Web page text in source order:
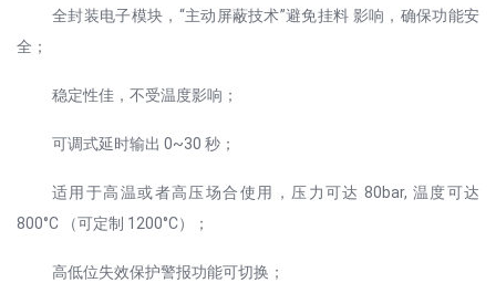
全封装电子模块，“主动屏蔽技术”避免挂料 影响，确保功能安
全；
稳定性佳，不受温度影响；
可调式延时输出 0~30 秒；
适用于高温或者高压场合使用，压力可达 80bar, 温度可达
800°C （可定制 1200°C）；
高低位失效保护警报功能可切换；